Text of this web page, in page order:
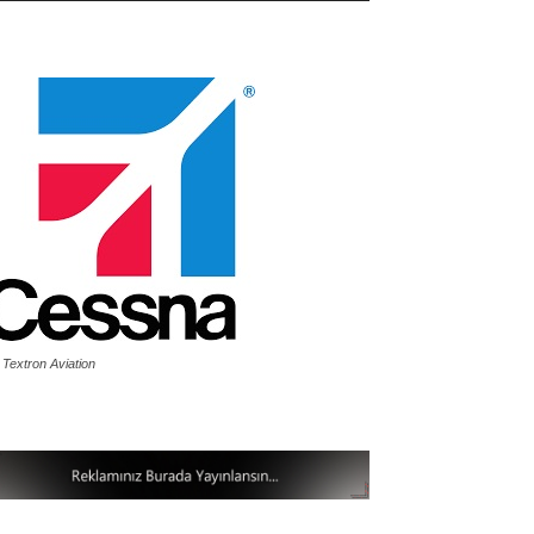
Aviation